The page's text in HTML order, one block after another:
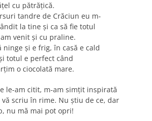
cu pătrățică.
tandre de Crăciun eu m-
la tine și ca să fie totul
venit și cu praline.
ninge și e frig, în casă e cald
totul e perfect când
o ciocolată mare.
le-am citit, m-am simțit inspirată
scriu în rime. Nu știu de ce, dar
nu mă mai pot opri!